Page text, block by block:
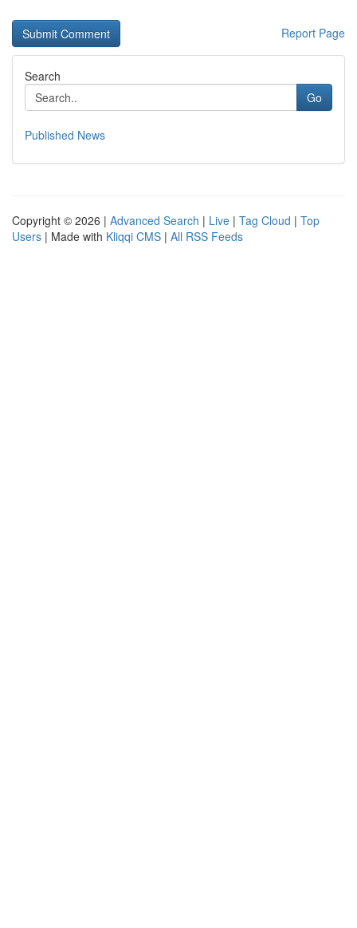
Report Page
Search
Go
Published News
Copyright © 2026 | Advanced Search | Live | Tag Cloud | Top
Users | Made with Kliqqi CMS | All RSS Feeds